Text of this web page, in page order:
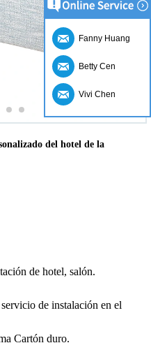
del hotel de la
de hotel, salón.
de instalación en el
Cartón duro.
Fanny Huang
Betty Cen
Vivi Chen